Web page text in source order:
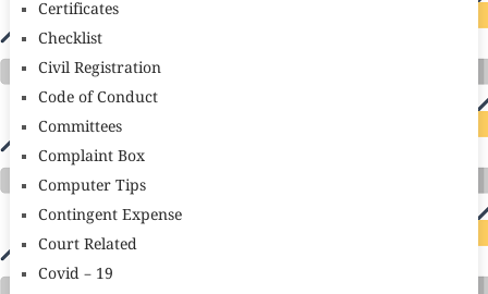
Certificates
Checklist
Civil Registration
Code of Conduct
Committees
Complaint Box
Computer Tips
Contingent Expense
Court Related
Covid – 19